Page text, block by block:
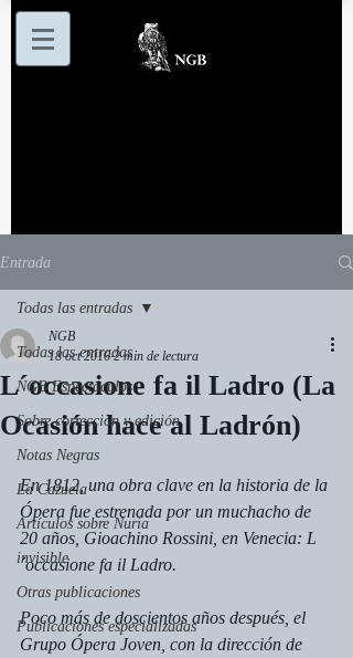
Entrada
Todas las entradas
NGB Espectáculos
Sobre corrección y edición
Notas Negras
La Cazuela
Artículos sobre Nuria
invisible
Otras publicaciones
Publicaciones especializadas
Todas las entradas
L´occasione fa il Ladro (La
Ocasión hace al Ladrón)
NGB
18 oct 2016 2 min de lectura
En 1812, una obra clave en la historia de la
Ópera fue estrenada por un muchacho de
20 años, Gioachino Rossini, en Venecia: L
´occasione fa il Ladro.
Poco más de doscientos años después, el
Grupo Ópera Joven, con la dirección de